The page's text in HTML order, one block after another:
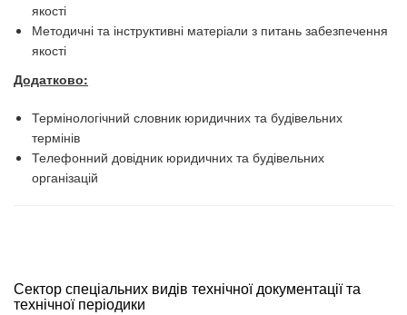
якості
Методичні та інструктивні матеріали з питань забезпечення
якості
Додатково:
Термінологічний словник юридичних та будівельних
термінів
Телефонний довідник юридичних та будівельних
організацій
Сектор спеціальних видів технічної документації та
технічної періодики